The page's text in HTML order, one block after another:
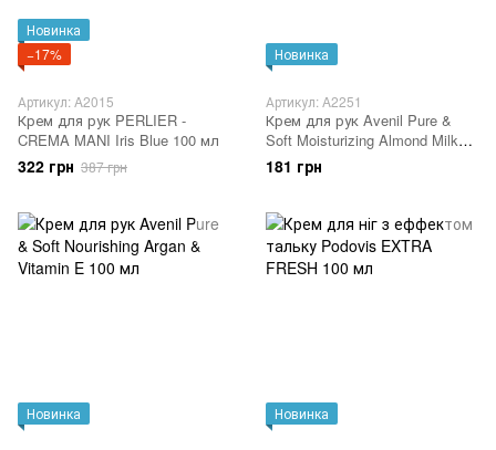
Новинка
−17%
Артикул: A2015
Крем для рук PERLIER -
CREMA MANI Iris Blue 100 мл
322 грн 387 грн
Новинка
Артикул: A2251
Крем для рук Avenil Pure &
Soft Moisturizing Almond Milk
Hand Cream 100 мл
181 грн
Новинка Новинка